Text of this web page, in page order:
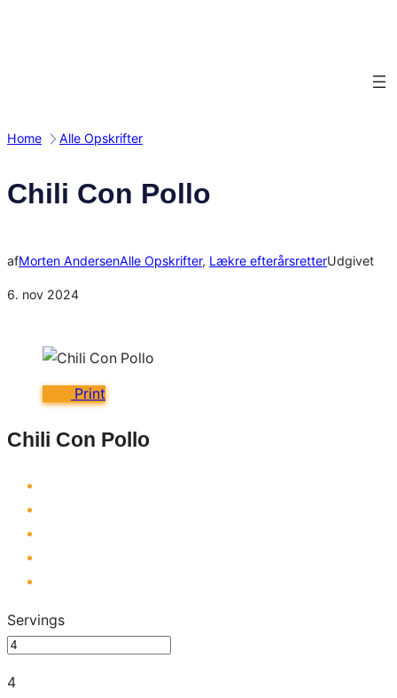
Home Alle Opskrifter
Chili Con Pollo
afMorten AndersenAlle Opskrifter, Lækre efterårsretterUdgivet
6. nov 2024
Print
Chili Con Pollo
Servings
4